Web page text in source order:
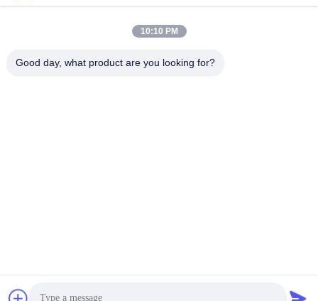
info@gdpowerplus.com
10:10 PM
Good day, what product are you looking for?